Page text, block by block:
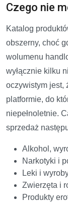
Czego nie
Katalog
obszerny, choć
wolumenu
wyłącznie kilku
oczywistym jest,
platformie, do
niepełnoletnie.
sprzedaż
Alkohol,
Narkotyki i
Leki i
Zwierzęta i
Produkty